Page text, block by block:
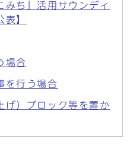
みち」活用サウンディ
表】
場合
を行う場合
げ）ブロック等を置か